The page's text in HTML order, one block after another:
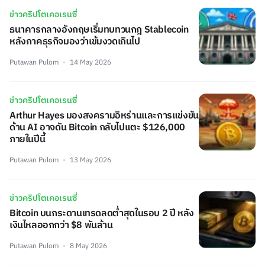
ข่าวคริปโตเคอเรนซี่
ธนาคารกลางอังกฤษเริ่มทบทวนกฎ Stablecoin
หลังภาคธุรกิจมองว่าเข้มงวดเกินไป
Putawan Pulom 14 May 2026
ข่าวคริปโตเคอเรนซี่
Arthur Hayes มองสงครามอิหร่านและการแข่งขัน
ด้าน AI อาจดัน Bitcoin กลับไปแตะ $126,000
ภายในปีนี้
Putawan Pulom 13 May 2026
ข่าวคริปโตเคอเรนซี่
Bitcoin บนกระดานเทรดลดต่ำสุดในรอบ 2 ปี หลัง
เงินไหลออกกว่า $8 พันล้าน
Putawan Pulom 8 May 2026